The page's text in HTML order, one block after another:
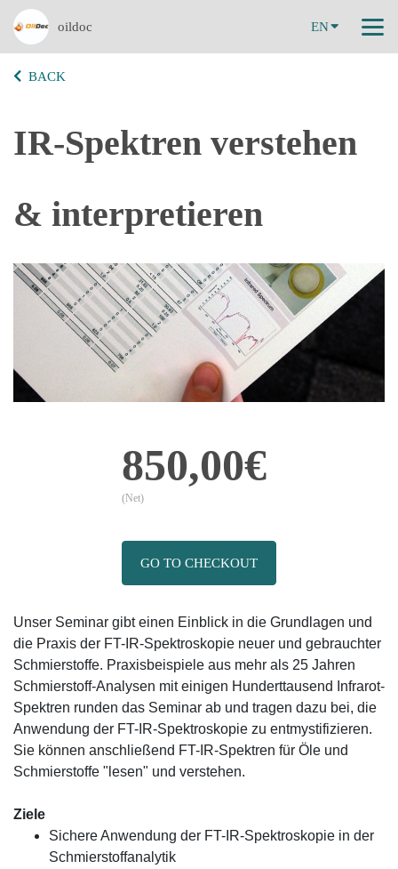
oildoc EN
BACK
IR-Spektren verstehen
& interpretieren
850,00€
(Net)
GO TO CHECKOUT
Unser Seminar gibt einen Einblick in die Grundlagen und
die Praxis der FT-IR-Spektroskopie neuer und gebrauchter
Schmierstoffe. Praxisbeispiele aus mehr als 25 Jahren
Schmierstoff-Analysen mit einigen Hunderttausend Infrarot-
Spektren runden das Seminar ab und tragen dazu bei, die
Anwendung der FT-IR-Spektroskopie zu entmystifizieren.
Sie können anschließend FT-IR-Spektren für Öle und
Schmierstoffe "lesen" und verstehen.
Ziele
Sichere Anwendung der FT-IR-Spektroskopie in der
Schmierstoffanalytik